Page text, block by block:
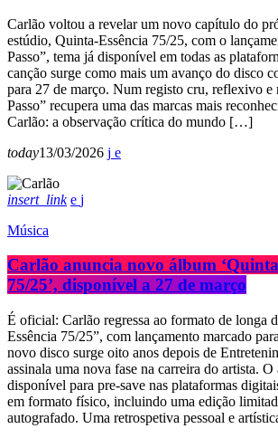
Carlão voltou a revelar um novo capítulo do
estúdio, Quinta-Essência 75/25, com o
Passo”, tema já disponível em todas as
canção surge como mais um avanço do disco
para 27 de março. Num registo cru, reflexivo e
Passo” recupera uma das marcas mais
Carlão: a observação crítica do mundo […]
today13/03/2026
insert_link
Música
Carlão anuncia novo álbum
75/25’, disponível a 27 de março
É oficial: Carlão regressa ao formato de longa
Essência 75/25”, com lançamento marcado
novo disco surge oito anos depois de
assinala uma nova fase na carreira do artista.
disponível para pre-save nas plataformas
em formato físico, incluindo uma edição
autografado. Uma retrospetiva pessoal e